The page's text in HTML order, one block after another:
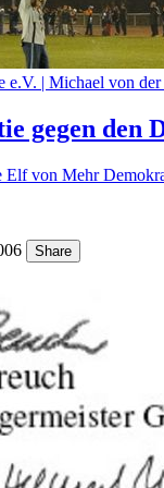
e.V. | Michael von
gegen den
von Mehr
Share